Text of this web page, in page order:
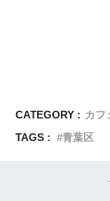
CATEGORY : カフ
TAGS :
青葉区